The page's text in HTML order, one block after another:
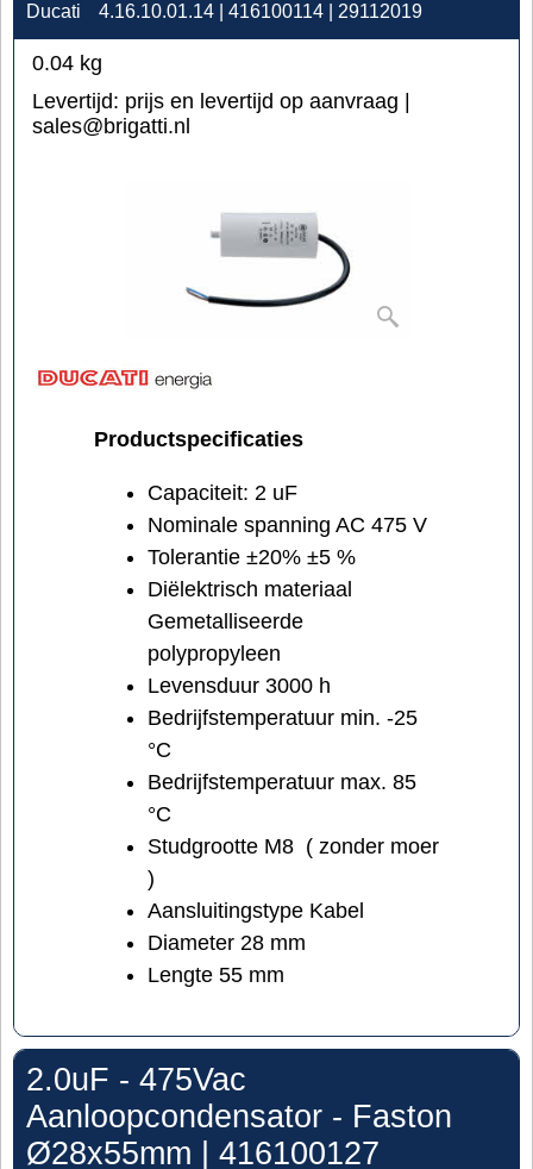
Ducati 4.16.10.01.14 | 416100114 | 29112019
0.04 kg
Levertijd: prijs en levertijd op aanvraag |
sales@brigatti.nl
Productspecificaties
Capaciteit: 2 uF
Nominale spanning AC 475 V
Tolerantie ±20% ±5 %
Diëlektrisch materiaal
Gemetalliseerde
polypropyleen
Levensduur 3000 h
Bedrijfstemperatuur min. -25
°C
Bedrijfstemperatuur max. 85
°C
Studgrootte M8 ( zonder moer
)
Aansluitingstype Kabel
Diameter 28 mm
Lengte 55 mm
2.0uF - 475Vac
Aanloopcondensator - Faston
Ø28x55mm | 416100127